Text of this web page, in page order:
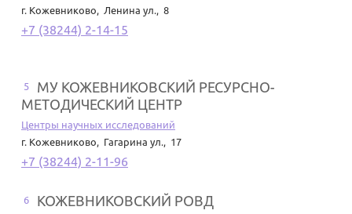
г. Кожевниково, Ленина ул., 8
+7 (38244) 2-14-15
5
МУ КОЖЕВНИКОВСКИЙ РЕСУРСНО-
МЕТОДИЧЕСКИЙ ЦЕНТР
Центры научных исследований
г. Кожевниково, Гагарина ул., 17
+7 (38244) 2-11-96
6 КОЖЕВНИКОВСКИЙ РОВД